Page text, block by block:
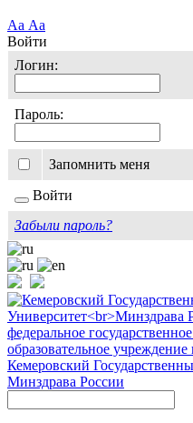
Аа Аа
Войти
Логин:
Пароль:
Запомнить меня
Войти
Забыли пароль?
федеральное
образовательное
Кемеровский
Минздрава России